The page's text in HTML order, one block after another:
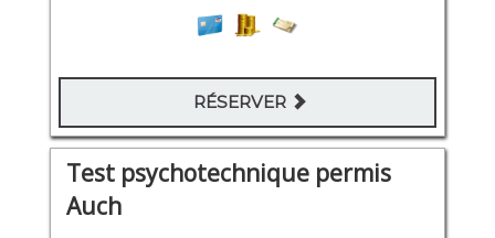
RÉSERVER
Test psychotechnique permis
Auch